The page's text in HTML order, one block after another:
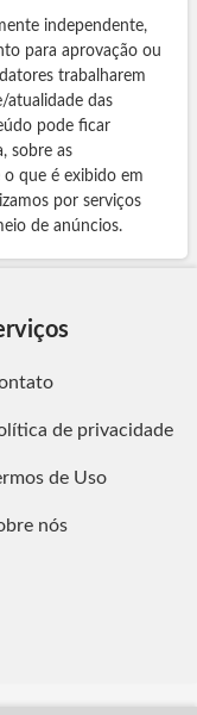
independente,
para aprovação ou
trabalharem
atualidade das
pode ficar
sobre as
que é exibido em
por serviços
de anúncios.
de privacidade
de Uso
nós